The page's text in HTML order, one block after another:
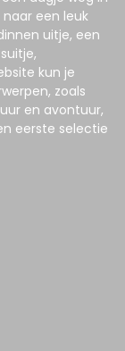
een leuk
uitje, een
kun je
zoals
en avontuur,
eerste selectie